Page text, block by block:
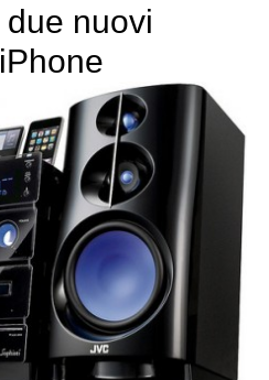
nuovi